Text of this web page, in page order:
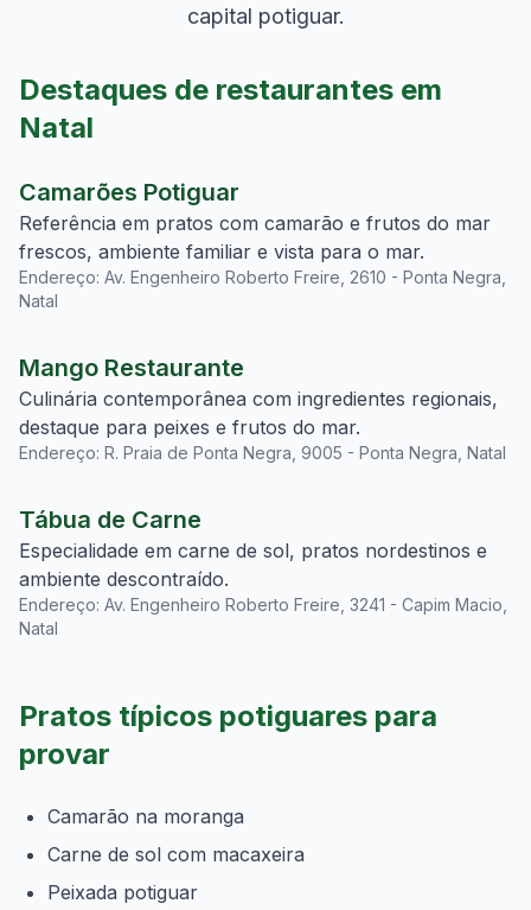
capital potiguar.
Destaques de restaurantes em
Natal
Camarões Potiguar
Referência em pratos com camarão e frutos do mar
frescos, ambiente familiar e vista para o mar.
Endereço: Av. Engenheiro Roberto Freire, 2610 - Ponta Negra,
Natal
Mango Restaurante
Culinária contemporânea com ingredientes regionais,
destaque para peixes e frutos do mar.
Endereço: R. Praia de Ponta Negra, 9005 - Ponta Negra, Natal
Tábua de Carne
Especialidade em carne de sol, pratos nordestinos e
ambiente descontraído.
Endereço: Av. Engenheiro Roberto Freire, 3241 - Capim Macio,
Natal
Pratos típicos potiguares para
provar
Camarão na moranga
Carne de sol com macaxeira
Peixada potiguar